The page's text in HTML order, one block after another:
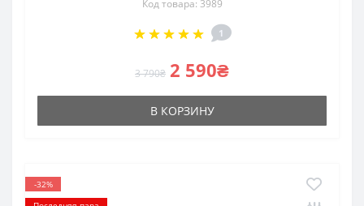
Код товара: 3989
1
3 790₴ 2 590₴
В КОРЗИНУ
-32%